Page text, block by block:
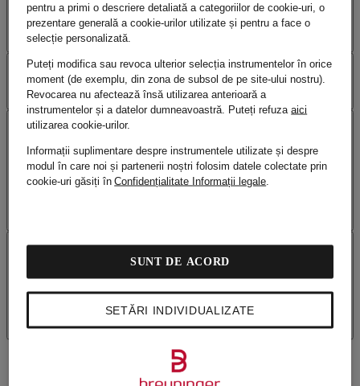
FRECVENTE
SERVICII
LIVRARE ȘI
EXPEDIERE
DESPRE
BREUNINGER
URMĂREȘTE-L PE
pentru a primi o descriere detaliată a categoriilor de cookie-uri, o
prezentare generală a cookie-urilor utilizate și pentru a face o
selecție personalizată.
Puteți modifica sau revoca ulterior selecția instrumentelor în orice
moment (de exemplu, din zona de subsol de pe site-ului nostru).
Revocarea nu afectează însă utilizarea anterioară a
instrumentelor și a datelor dumneavoastră. Puteți refuzaaici
utilizarea cookie-urilor.
Informații suplimentare despre instrumentele utilizate și despre
modul în care noi și partenerii noștri folosim datele colectate prin
cookie-uri găsiți înConfidențialitate Informații legale
SETĂRI INDIVIDUALIZATE
SUNT DE ACORD